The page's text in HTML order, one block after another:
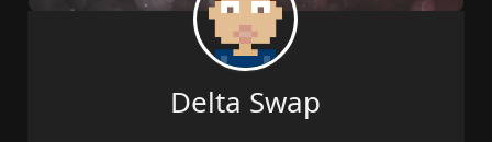
Delta Swap